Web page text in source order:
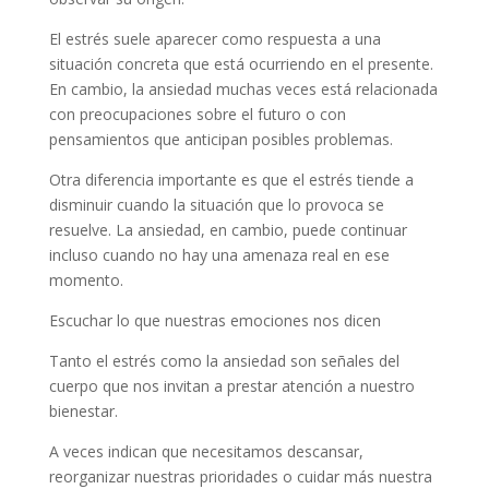
El estrés suele aparecer como respuesta a una
situación concreta que está ocurriendo en el presente.
En cambio, la ansiedad muchas veces está relacionada
con preocupaciones sobre el futuro o con
pensamientos que anticipan posibles problemas.
Otra diferencia importante es que el estrés tiende a
disminuir cuando la situación que lo provoca se
resuelve. La ansiedad, en cambio, puede continuar
incluso cuando no hay una amenaza real en ese
momento.
Escuchar lo que nuestras emociones nos dicen
Tanto el estrés como la ansiedad son señales del
cuerpo que nos invitan a prestar atención a nuestro
bienestar.
A veces indican que necesitamos descansar,
reorganizar nuestras prioridades o cuidar más nuestra